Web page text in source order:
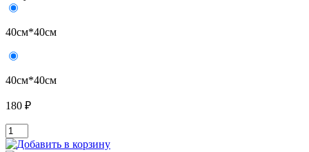
40см*40см
40см*40см
180 ₽